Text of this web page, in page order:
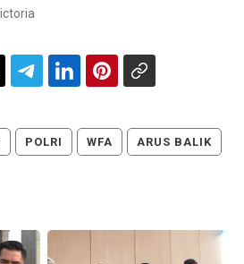
POLRI WFA ARUS BALIK